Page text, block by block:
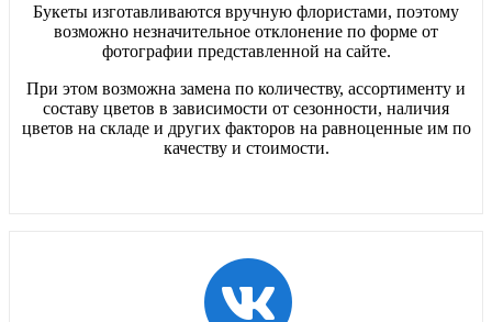
Букеты изготавливаются вручную флористами, поэтому
возможно незначительное отклонение по форме от
фотографии представленной на сайте.
При этом возможна замена по количеству, ассортименту и
составу цветов в зависимости от сезонности, наличия
цветов на складе и других факторов на равноценные им по
качеству и стоимости.